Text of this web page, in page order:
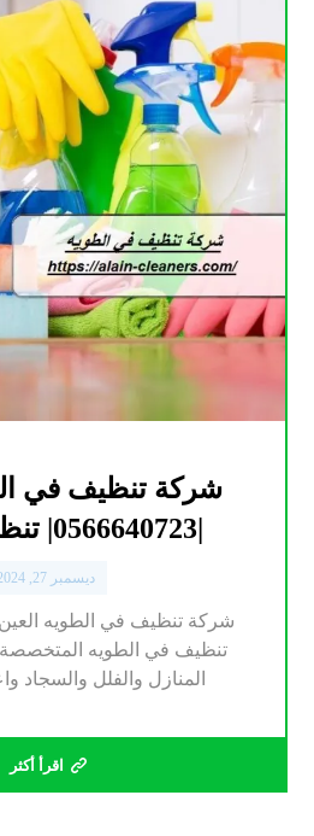
شركة تنظيف في
ديسمبر 27, 2024
شركة تنظيف في الطويه
تنظيف في الطويه
المنازل والفلل والسجاد
اقرأ أكثر